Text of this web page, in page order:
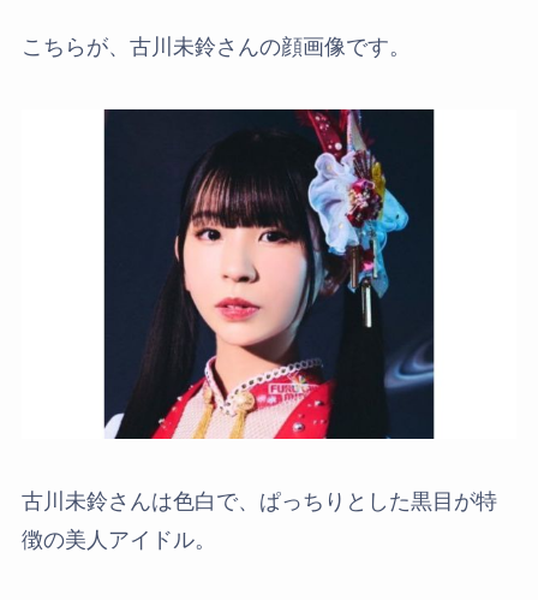
こちらが、古川未鈴さんの顔画像です。
古川未鈴さんは色白で、ぱっちりとした黒目が特
徴の美人アイドル。